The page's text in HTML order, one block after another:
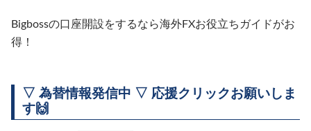
Bigbossの口座開設をするなら海外FXお役立ちガイドがお
得！
▽ 為替情報発信中 ▽ 応援クリックお願いしま
す🙌